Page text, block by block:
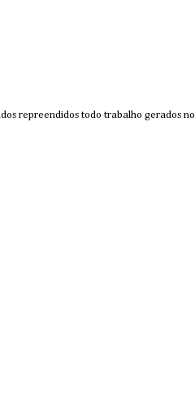
repreendidos todo trabalho gerados no